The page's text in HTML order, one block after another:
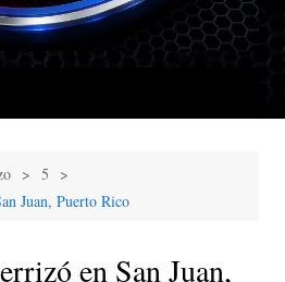
5
Juan, Puerto Rico
en San Juan,